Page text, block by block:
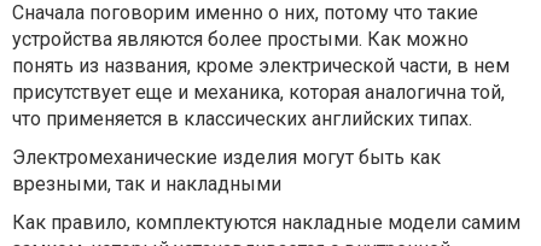
Сначала поговорим именно о них, потому что такие
устройства являются более простыми. Как можно
понять из названия, кроме электрической части, в нем
присутствует еще и механика, которая аналогична той,
что применяется в классических английских типах.
Электромеханические изделия могут быть как
врезными, так и накладными
Как правило, комплектуются накладные модели самим